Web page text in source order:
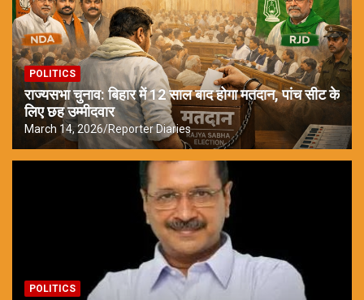
POLITICS
राज्यसभा चुनाव: बिहार में 12 साल बाद होगा मतदान, पांच सीट के
लिए छह उम्मीदवार
March 14, 2026 Reporter Diaries
POLITICS